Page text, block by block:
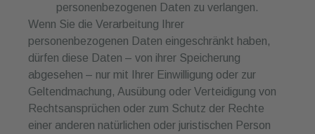
personenbezogenen Daten zu verlangen.
Wenn Sie die Verarbeitung Ihrer
personenbezogenen Daten eingeschränkt haben,
dürfen diese Daten – von ihrer Speicherung
abgesehen – nur mit Ihrer Einwilligung oder zur
Geltendmachung, Ausübung oder Verteidigung von
Rechtsansprüchen oder zum Schutz der Rechte
einer anderen natürlichen oder juristischen Person